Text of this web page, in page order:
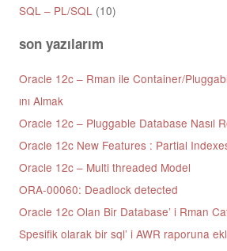
SQL – PL/SQL(10)
son yazılarım
Oracle 12c – Rman ile Container/
ını Almak
Oracle 12c – Pluggable Database Nasıl
Oracle 12c New Features : Partial
Oracle 12c – Multi threaded Model
ORA-00060: Deadlock detected
Oracle 12c Olan Bir Database’ i Rman
Spesifik olarak bir sql’ i AWR raporuna